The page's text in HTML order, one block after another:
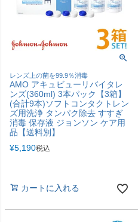
レンズ上の菌を99.9％消毒
AMO アキュビューリバイタレ
ンズ(360ml) 3本パック【3箱】
(合計9本)ソフトコンタクトレン
ズ用洗浄 タンパク除去 すすぎ
消毒 保存液 ジョンソン ケア用
品【送料別】
¥5,190税込
カートに入れる